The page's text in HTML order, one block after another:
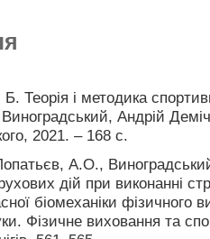
Теорія і методика
Виноградський, Андрій
2021. – 168 с.
А.О.,
дій при виконанні
біомеханіки фізичного
Фізичне виховання та